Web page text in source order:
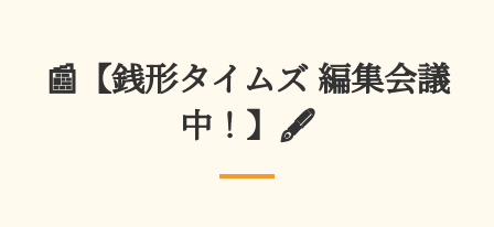
📰【銭形タイムズ 編集会議
中！】🖋